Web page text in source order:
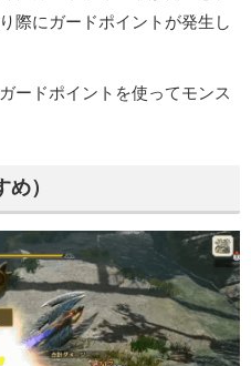
際にガードポイントが発生し
ードポイントを使ってモンス
）